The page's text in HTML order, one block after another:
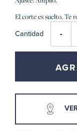
El corte es suelto. Te
Cantidad -